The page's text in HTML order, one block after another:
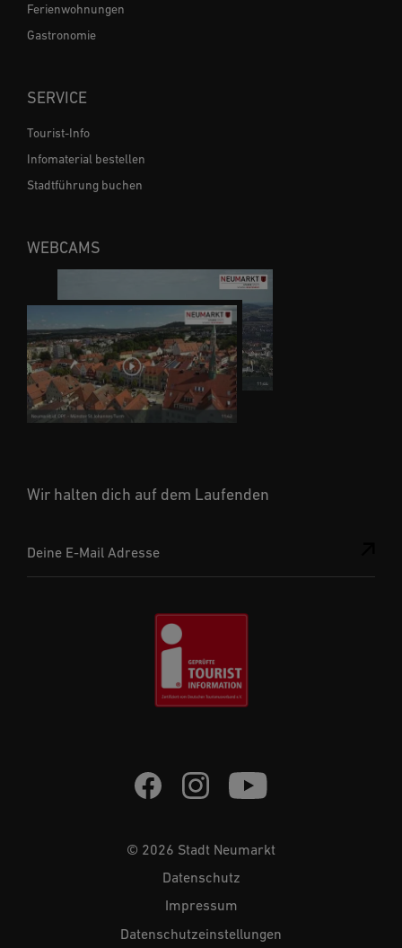
Wir halten dich auf dem Laufenden
Deine E-Mail Adresse
Ferienwohnungen
Gastronomie
SERVICE
Tourist-Info
Infomaterial bestellen
Stadtführung buchen
WEBCAMS
© 2026 Stadt Neumarkt
Datenschutz
Impressum
Datenschutzeinstellungen